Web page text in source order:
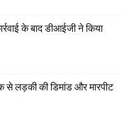
के बाद डीआईजी ने किया
से लड़की की डिमांड और मारपीट